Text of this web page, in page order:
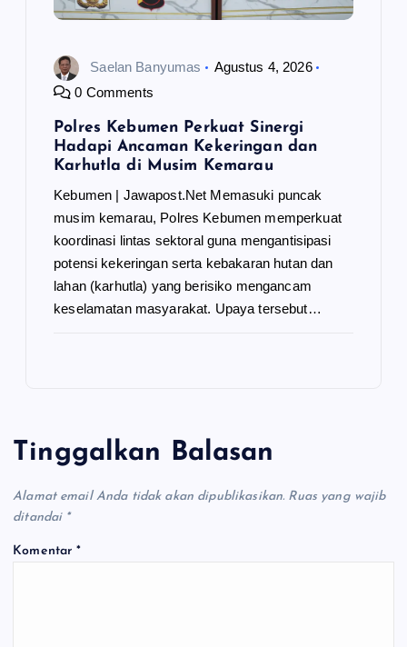
Saelan Banyumas
Agustus 4, 2026
0 Comments
Polres Kebumen Perkuat Sinergi
Hadapi Ancaman Kekeringan dan
Karhutla di Musim Kemarau
Kebumen | Jawapost.Net Memasuki puncak
musim kemarau, Polres Kebumen memperkuat
koordinasi lintas sektoral guna mengantisipasi
potensi kekeringan serta kebakaran hutan dan
lahan (karhutla) yang berisiko mengancam
keselamatan masyarakat. Upaya tersebut…
Tinggalkan Balasan
Alamat email Anda tidak akan dipublikasikan. Ruas yang wajib
ditandai *
Komentar*